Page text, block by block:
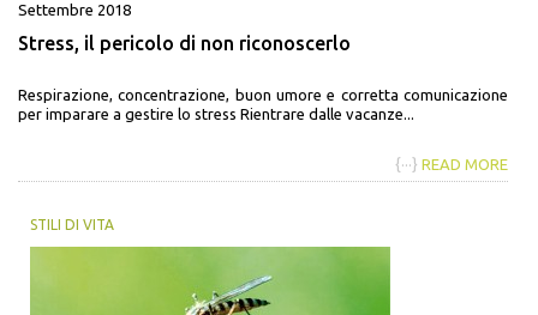
Settembre 2018
Stress, il pericolo di non riconoscerlo
Respirazione, concentrazione, buon umore e corretta comunicazione
per imparare a gestire lo stress Rientrare dalle vacanze...
{···} READ MORE
STILI DI VITA